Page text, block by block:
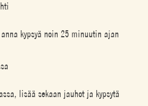
kypsyä noin 25 minuutin ajan
lisää sekaan jauhot ja kypsytä